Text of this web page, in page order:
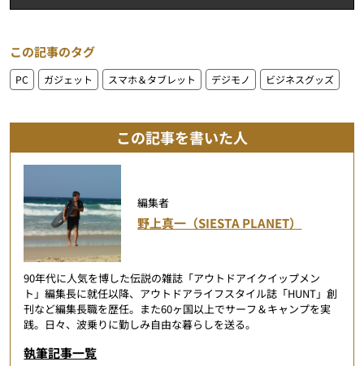
この記事のタグ
PC ガジェット スマホ＆タブレット デジモノ ビジネスグッズ
この記事を書いた人
編集者
野上真一（SIESTA PLANET）
90年代に人気を博した伝説の雑誌「アウトドアイクイップメン
ト」編集長に就任以降、アウトドアライフスタイル誌「HUNT」創
刊など編集長職を歴任。また60ヶ国以上でサーフ＆キャンプを実
践。日々、波乗りに勤しみ自由な暮らしを送る。
執筆記事一覧